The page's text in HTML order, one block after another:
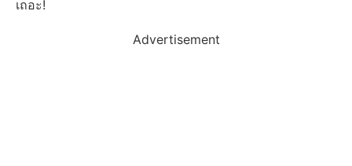
เถอะ!
Advertisement